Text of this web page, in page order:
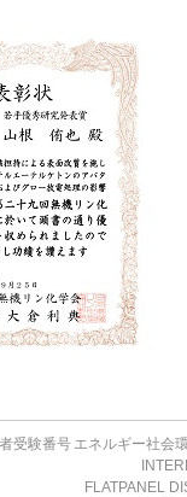
受験番号 エネルギー社会
FLATPANEL